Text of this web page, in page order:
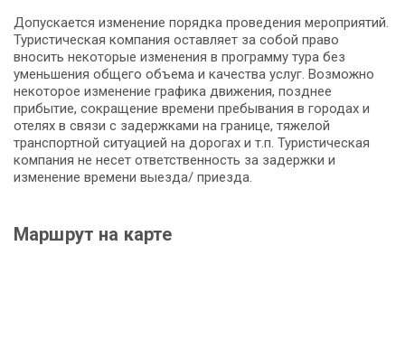
Допускается изменение порядка проведения мероприятий.
Туристическая компания оставляет за собой право
вносить некоторые изменения в программу тура без
уменьшения общего объема и качества услуг. Возможно
некоторое изменение графика движения, позднее
прибытие, сокращение времени пребывания в городах и
отелях в связи с задержками на границе, тяжелой
транспортной ситуацией на дорогах и т.п. Туристическая
компания не несет ответственность за задержки и
изменение времени выезда/ приезда.
Маршрут на карте